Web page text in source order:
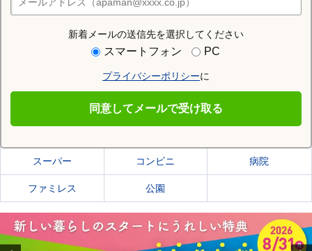
新着メールの送信先を選択してください
スマートフォン PC
プライバシーポリシーに
同意してメールで受け取る
店舗検索
住む街研究所で天童市の情報を見る
天童市の施設一覧
スーパー コンビニ 病院
ファミレス 公園